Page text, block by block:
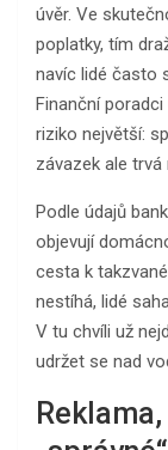
úvěr. Ve
poplatky, tím
navíc lidé často
Finanční
riziko největší:
závazek ale trvá
Podle údajů
objevují
cesta k
nestíhá, lidé
V tu chvíli už
udržet se nad